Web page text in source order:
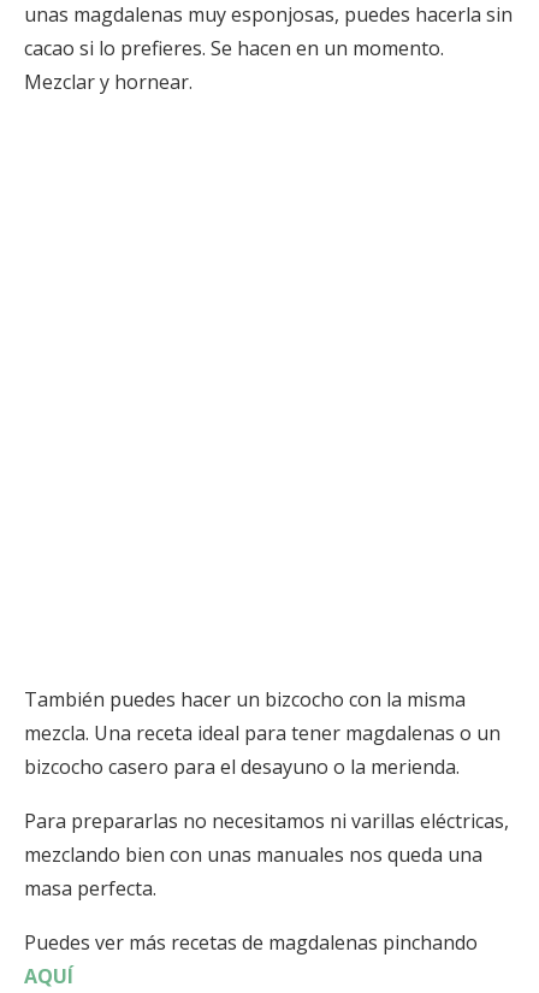
unas magdalenas muy esponjosas, puedes hacerla sin
cacao si lo prefieres. Se hacen en un momento.
Mezclar y hornear.
También puedes hacer un bizcocho con la misma
mezcla. Una receta ideal para tener magdalenas o un
bizcocho casero para el desayuno o la merienda.
Para prepararlas no necesitamos ni varillas eléctricas,
mezclando bien con unas manuales nos queda una
masa perfecta.
Puedes ver más recetas de magdalenas pinchando
AQUÍ